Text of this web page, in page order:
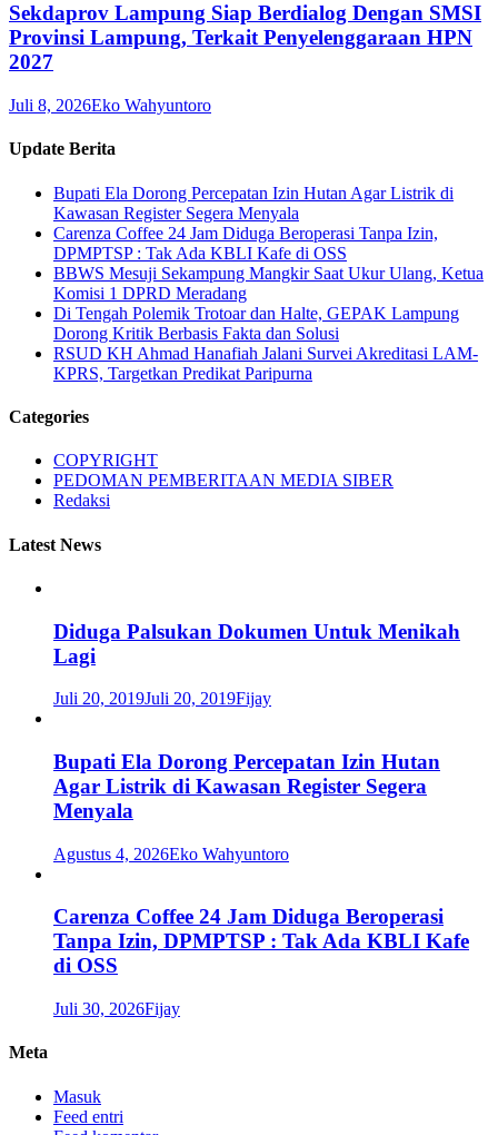
Sekdaprov Lampung Siap Berdialog Dengan SMSI
Provinsi Lampung, Terkait Penyelenggaraan HPN
2027
Juli 8, 2026Eko Wahyuntoro
Update Berita
Bupati Ela Dorong Percepatan Izin Hutan Agar Listrik di
Kawasan Register Segera Menyala
Carenza Coffee 24 Jam Diduga Beroperasi Tanpa Izin,
DPMPTSP : Tak Ada KBLI Kafe di OSS
BBWS Mesuji Sekampung Mangkir Saat Ukur Ulang, Ketua
Komisi 1 DPRD Meradang
Di Tengah Polemik Trotoar dan Halte, GEPAK Lampung
Dorong Kritik Berbasis Fakta dan Solusi
RSUD KH Ahmad Hanafiah Jalani Survei Akreditasi LAM-
KPRS, Targetkan Predikat Paripurna
Categories
COPYRIGHT
PEDOMAN PEMBERITAAN MEDIA SIBER
Redaksi
Latest News
Diduga Palsukan Dokumen Untuk Menikah
Lagi
Juli 20, 2019Juli 20, 2019Fijay
Bupati Ela Dorong Percepatan Izin Hutan
Agar Listrik di Kawasan Register Segera
Menyala
Agustus 4, 2026Eko Wahyuntoro
Carenza Coffee 24 Jam Diduga Beroperasi
Tanpa Izin, DPMPTSP : Tak Ada KBLI Kafe
di OSS
Juli 30, 2026Fijay
Meta
Masuk
Feed entri